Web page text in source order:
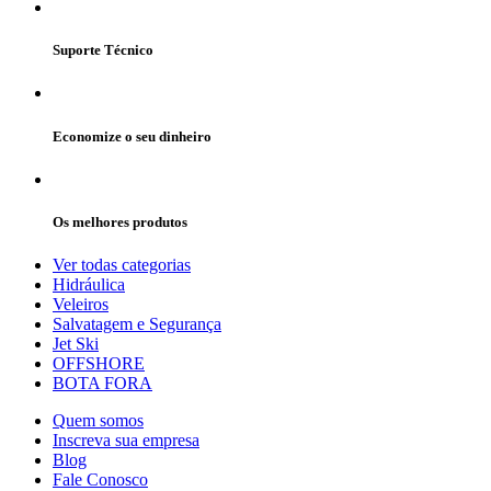
Suporte Técnico
Economize o seu dinheiro
Os melhores produtos
Ver todas categorias
Hidráulica
Veleiros
Salvatagem e Segurança
Jet Ski
OFFSHORE
BOTA FORA
Quem somos
Inscreva sua empresa
Blog
Fale Conosco